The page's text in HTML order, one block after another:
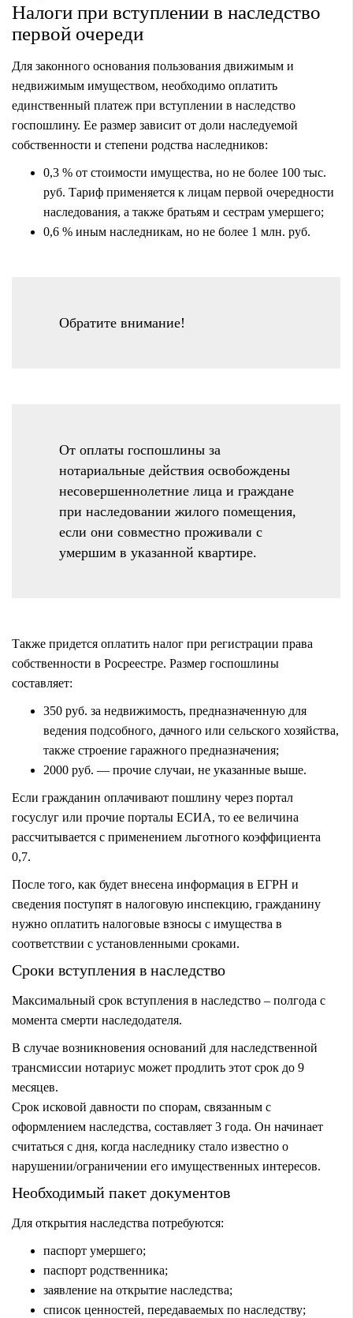
Налоги при вступлении в наследство
первой очереди
Для законного основания пользования движимым и
недвижимым имуществом, необходимо оплатить
единственный платеж при вступлении в наследство
госпошлину. Ее размер зависит от доли наследуемой
собственности и степени родства наследников:
0,3 % от стоимости имущества, но не более 100 тыс.
руб. Тариф применяется к лицам первой очередности
наследования, а также братьям и сестрам умершего;
0,6 % иным наследникам, но не более 1 млн. руб.
Обратите внимание!
От оплаты госпошлины за
нотариальные действия освобождены
несовершеннолетние лица и граждане
при наследовании жилого помещения,
если они совместно проживали с
умершим в указанной квартире.
Также придется оплатить налог при регистрации права
собственности в Росреестре. Размер госпошлины
составляет:
350 руб. за недвижимость, предназначенную для
ведения подсобного, дачного или сельского хозяйства,
также строение гаражного предназначения;
2000 руб. — прочие случаи, не указанные выше.
Если гражданин оплачивают пошлину через портал
госуслуг или прочие порталы ЕСИА, то ее величина
рассчитывается с применением льготного коэффициента
0,7.
После того, как будет внесена информация в ЕГРН и
сведения поступят в налоговую инспекцию, гражданину
нужно оплатить налоговые взносы с имущества в
соответствии с установленными сроками.
Сроки вступления в наследство
Максимальный срок вступления в наследство – полгода с
момента смерти наследодателя.
В случае возникновения оснований для наследственной
трансмиссии нотариус может продлить этот срок до 9
месяцев.
Срок исковой давности по спорам, связанным с
оформлением наследства, составляет 3 года. Он начинает
считаться с дня, когда наследнику стало известно о
нарушении/ограничении его имущественных интересов.
Необходимый пакет документов
Для открытия наследства потребуются:
паспорт умершего;
паспорт родственника;
заявление на открытие наследства;
список ценностей, передаваемых по наследству;